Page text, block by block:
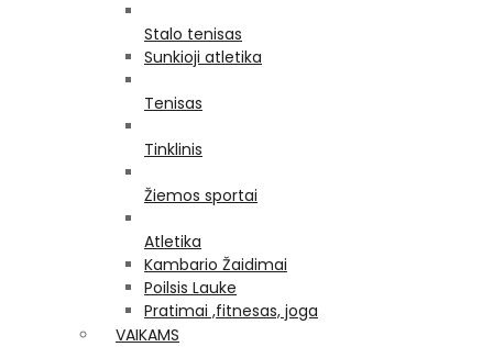
Stalo tenisas
Sunkioji atletika
Tenisas
Tinklinis
Žiemos sportai
Atletika
Kambario Žaidimai
Poilsis Lauke
Pratimai ,fitnesas, joga
VAIKAMS